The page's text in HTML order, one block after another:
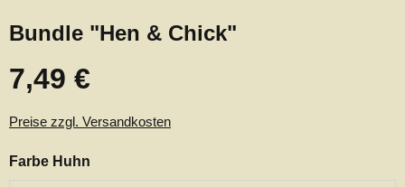
Bundle "Hen & Chick"
Regulärer Preis:
7,49 €
Preise zzgl. Versandkosten
Farbe Huhn